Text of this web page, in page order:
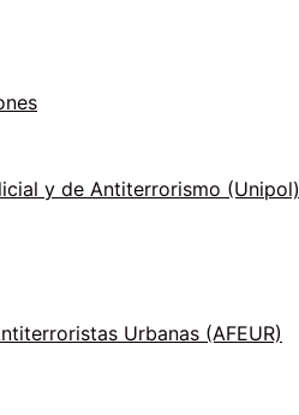
y de Antiterrorismo (Unipol)
Urbanas (AFEUR)